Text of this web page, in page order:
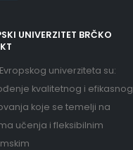
UNIVERZITET BRČKO
univerziteta su:
kvalitetnog i efikasnog
koje se temelji na
učenja i fleksibilnim